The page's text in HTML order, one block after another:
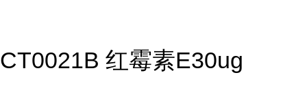
CT0021B 红霉素E30ug